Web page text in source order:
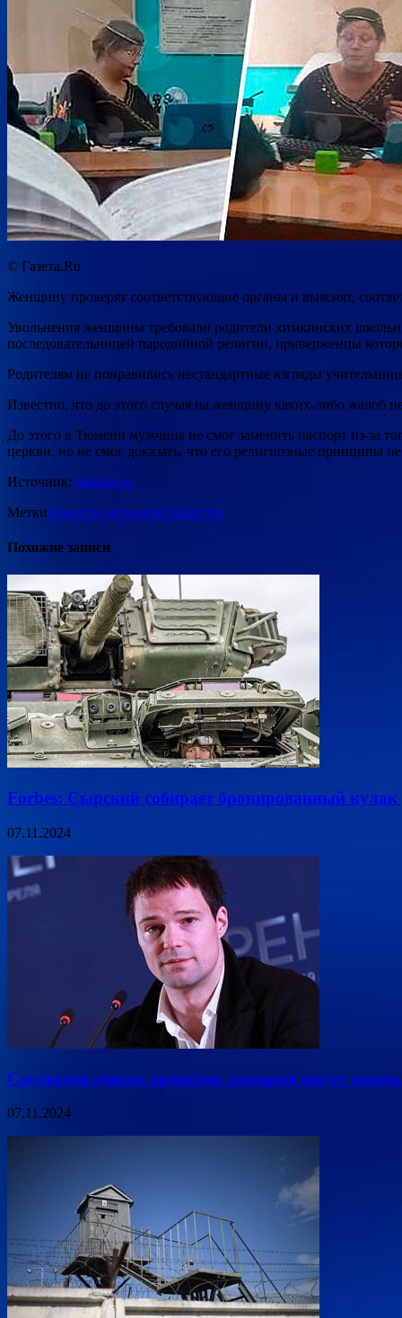
© Газета.Ru
Женщину проверят соответствующие органы и выяснят,
Увольнения женщины требовали родители химкинских
последовательницей пародийной религии, приверженцы
Родителям не понравились нестандартные взгляды
Известно, что до этого случая на женщину каких-либо жалоб
До этого в Тюмени мужчина не смог заменить паспорт из-за
церкви, но не смог доказать, что его религиозные принципы
Источник: rambler.ru
МеткиНовости регионовОбщество
Похожие записи
Forbes: Сырский собирает бронированный
07.11.2024
Составлен список артистов, которые могут
07.11.2024